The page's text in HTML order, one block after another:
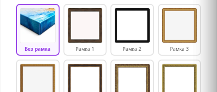
Без рамка Рамка 1 Рамка 2 Рамка 3